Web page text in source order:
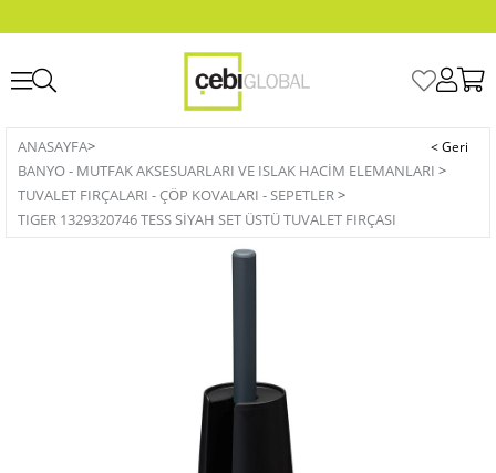
ANASAYFA>
BANYO - MUTFAK AKSESUARLARI VE ISLAK HACIM ELEMANLARI >
TUVALET FIRÇALARI - ÇÖP KOVALARI - SEPETLER>
TIGER 1329320746 TESS SİYAH SET ÜSTÜ TUVALET FIRÇASI